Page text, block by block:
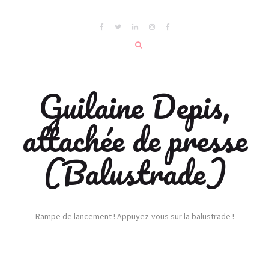
Guilaine Depis,
attachée de presse
(Balustrade)
Rampe de lancement ! Appuyez-vous sur la balustrade !